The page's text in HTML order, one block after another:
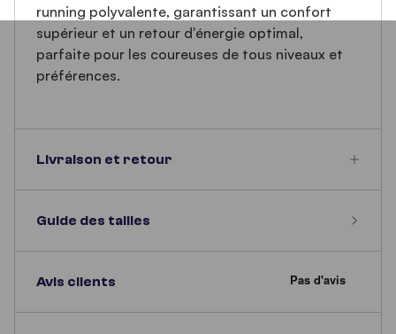
running polyvalente, garantissant un confort
supérieur et un retour d'énergie optimal,
parfaite pour les coureuses de tous niveaux et
préférences.
Livraison et retour
Guide des tailles
Avis clients